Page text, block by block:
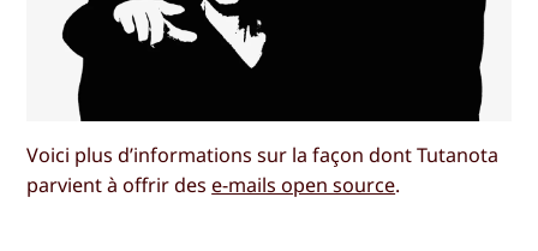
Voici plus d’informations sur la façon dont Tutanota
parvient à offrir des e-mails open source.